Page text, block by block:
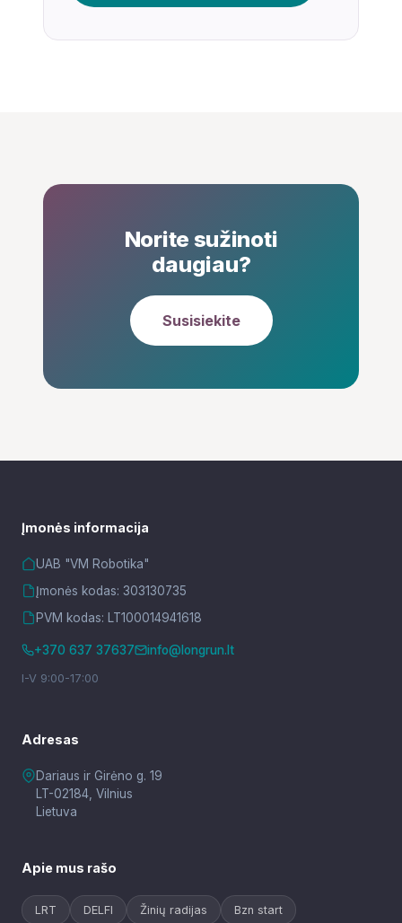
Norite sužinoti
daugiau?
Susisiekite
Įmonės informacija
UAB "VM Robotika"
Įmonės kodas: 303130735
PVM kodas: LT100014941618
+370 637 37637 info@longrun.lt
I-V 9:00-17:00
Adresas
Dariaus ir Girėno g. 19
LT-02184, Vilnius
Lietuva
Apie mus rašo
LRT DELFI Žinių radijas Bzn start